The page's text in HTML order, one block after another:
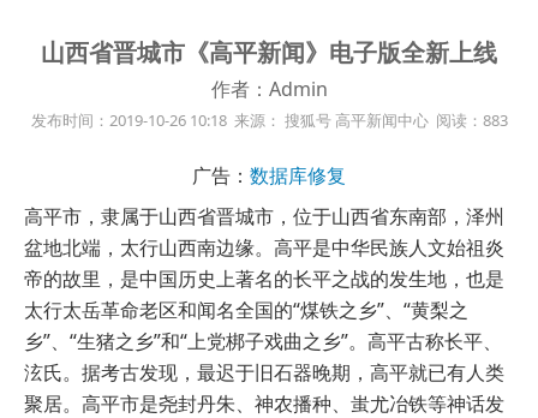
山西省晋城市《高平新闻》电子版全新上线
作者：Admin
发布时间：2019-10-26 10:18 来源： 搜狐号 高平新闻中心 阅读：883
广告： 数据库修复
高平市，隶属于山西省晋城市，位于山西省东南部，泽州
盆地北端，太行山西南边缘。高平是中华民族人文始祖炎
帝的故里，是中国历史上著名的长平之战的发生地，也是
太行太岳革命老区和闻名全国的“煤铁之乡”、“黄梨之
乡”、“生猪之乡”和“上党梆子戏曲之乡”。高平古称长平、
泫氏。据考古发现，最迟于旧石器晚期，高平就已有人类
聚居。高平市是尧封丹朱、神农播种、蚩尤冶铁等神话发